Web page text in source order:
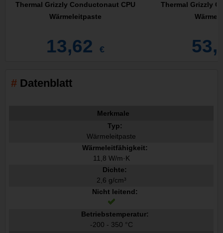
Thermal Grizzly Conductonaut CPU
Wärmeleitpaste
13,62 €
Thermal Grizzly
Datenblatt
Merkmale
Typ:
Wärmeleitpaste
Wärmeleitfähigkeit:
11,8 W/m·K
Dichte:
2,6 g/cm³
Nicht leitend:
Betriebstemperatur:
-200 - 350 °C